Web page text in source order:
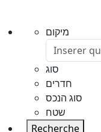
מיקום
סוג
חדרים
סוג הנכס
שטח
Recherche